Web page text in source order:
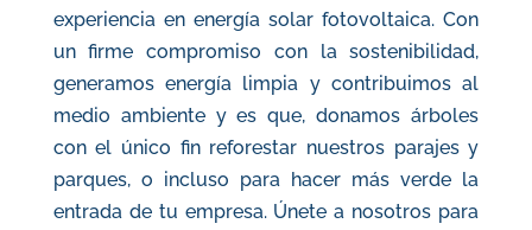
experiencia en energía solar fotovoltaica. Con
un firme compromiso con la sostenibilidad,
generamos energía limpia y contribuimos al
medio ambiente yes que, donamos árboles
con el único fin reforestar nuestros parajes y
parques, o incluso para hacer más verde la
entrada de tu empresa. Únete a nosotros para